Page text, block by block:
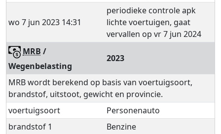
wo 7 jun 2023 14:31
periodieke controle apk
lichte voertuigen, gaat
vervallen op vr 7 jun 2024
MRB /
Wegenbelasting
2023
MRB wordt berekend op basis van voertuigsoort,
brandstof, uitstoot, gewicht en provincie.
voertuigsoort
Personenauto
brandstof 1
Benzine